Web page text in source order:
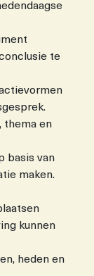
te
thema en
basis van
maken.
kunnen
heden en